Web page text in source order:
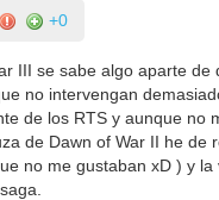
+0
III se sabe algo aparte de
no intervengan
de los RTS y aunque no
de Dawn of War II he de
no me gustaban xD ) y